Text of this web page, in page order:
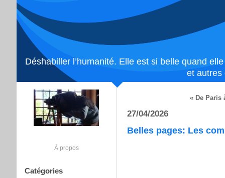
Déshabiller l’humanité. Elle est si belle quand
et autres
À propos
Catégories
« De Paris
27/04/2026
Belles pages: Les